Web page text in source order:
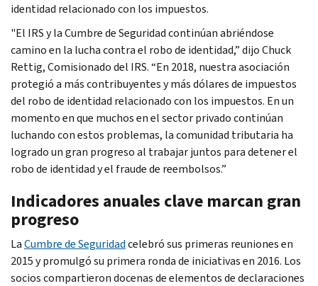
identidad relacionado con los impuestos.
"El IRS y la Cumbre de Seguridad continúan abriéndose
camino en la lucha contra el robo de identidad,” dijo Chuck
Rettig, Comisionado del IRS. “En 2018, nuestra asociación
protegió a más contribuyentes y más dólares de impuestos
del robo de identidad relacionado con los impuestos. En un
momento en que muchos en el sector privado continúan
luchando con estos problemas, la comunidad tributaria ha
logrado un gran progreso al trabajar juntos para detener el
robo de identidad y el fraude de reembolsos.”
Indicadores anuales clave marcan gran
progreso
LaCumbre de Seguridadcelebró sus primeras reuniones en
2015 y promulgó su primera ronda de iniciativas en 2016. Los
socios compartieron docenas de elementos de declaraciones